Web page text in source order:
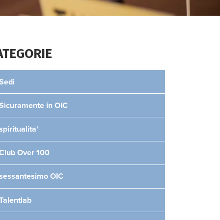
in OIC
Over 100
OIC